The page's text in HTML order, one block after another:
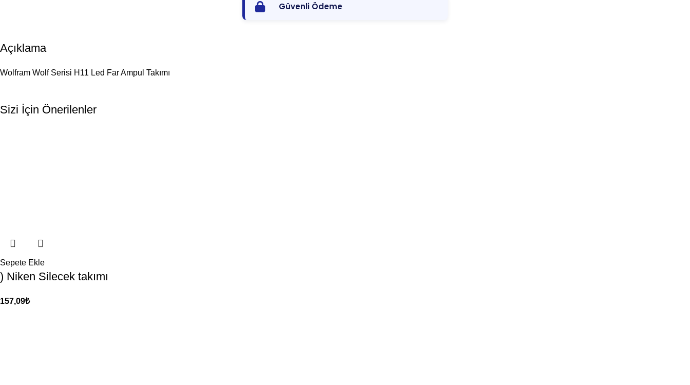
Güvenli Ödeme
Açıklama
Wolfram Wolf Serisi H11 Led Far Ampul Takımı
Sizi İçin Önerilenler
Sepete Ekle
) Niken Silecek takımı
157,09₺